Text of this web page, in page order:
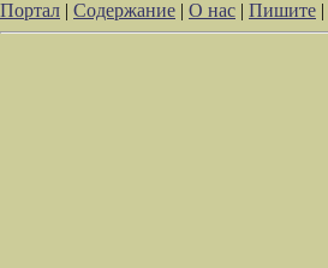
Портал | Содержание | О нас | Пишите |